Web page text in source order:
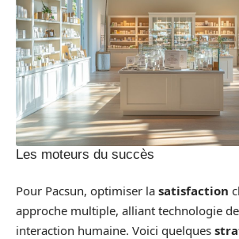
Les moteurs du succès
Pour Pacsun, optimiser la satisfaction
approche multiple, alliant technologie
interaction humaine. Voici quelques